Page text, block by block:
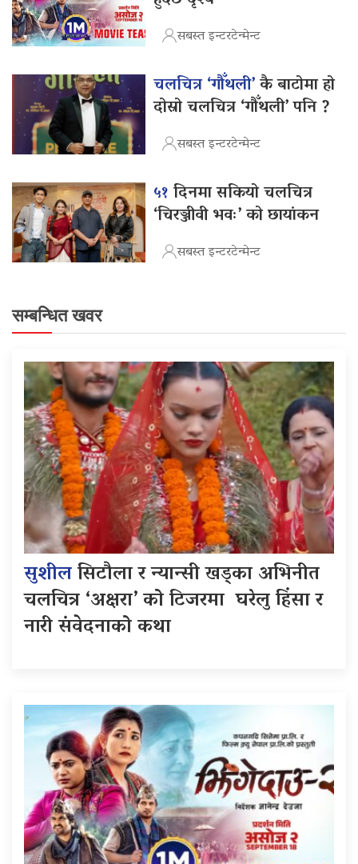
सबस्त इन्टरटेन्मेन्ट
चलचित्र ‘गौँथली’कै बाटोमा हो
दोस्रो चलचित्र ‘गौँथली’ पनि ?
सबस्त इन्टरटेन्मेन्ट
५१दिनमा सकियो चलचित्र
‘चिरञ्जीवी भवः’ को छायांकन
सबस्त इन्टरटेन्मेन्ट
सम्बन्धित खवर
सुशीलसिटौला र न्यान्सी खड्का अभिनीत
चलचित्र ‘अक्षरा’ को टिजरमा घरेलु हिंसा र
नारी संवेदनाको कथा